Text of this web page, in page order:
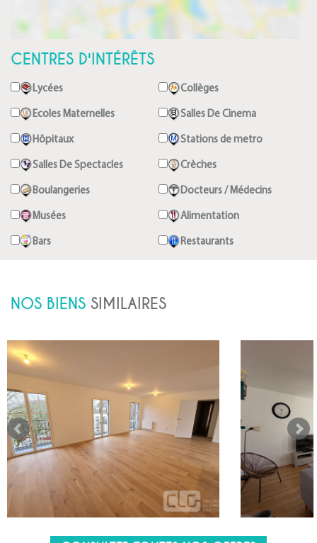
CENTRES D'INTÉRÊTS
Lycées Collèges
Ecoles Maternelles Salles De Cinema
Hôpitaux Stations de metro
Salles De Spectacles Crèches
Boulangeries Docteurs / Médecins
Musées Alimentation
Bars Restaurants
NOS BIENS SIMILAIRES